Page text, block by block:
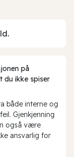
på
du ikke spiser
både interne og
Gjenkjenning
også være
ansvarlig for